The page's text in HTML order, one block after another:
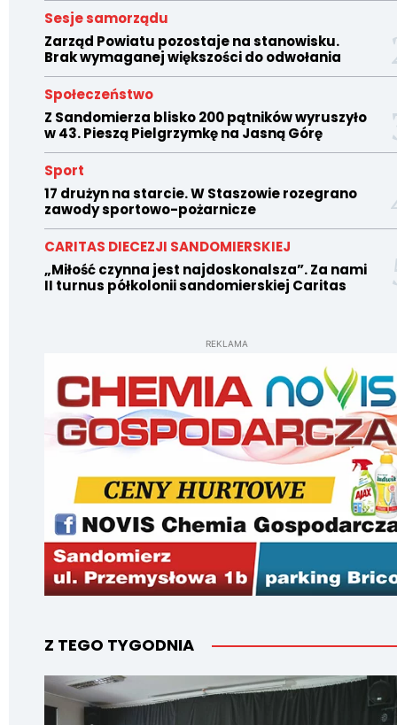
Sesje samorządu
Zarząd Powiatu pozostaje na stanowisku.
Brak wymaganej większości do odwołania
Społeczeństwo
Z Sandomierza blisko 200 pątników wyruszyło
w 43. Pieszą Pielgrzymkę na Jasną Górę
Sport
17 drużyn na starcie. W Staszowie rozegrano
zawody sportowo-pożarnicze
CARITAS DIECEZJI SANDOMIERSKIEJ
„Miłość czynna jest najdoskonalsza”. Za nami
II turnus półkolonii sandomierskiej Caritas
REKLAMA
Z TEGO TYGODNIA